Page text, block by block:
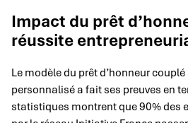
Impact du prêt
réussite
Le modèle du prêt d’honneur
personnalisé a fait ses preuves en
statistiques montrent que 90% des